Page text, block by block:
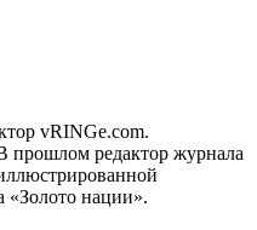
vRINGe.com.
прошлом редактор журнала
«Золото нации».